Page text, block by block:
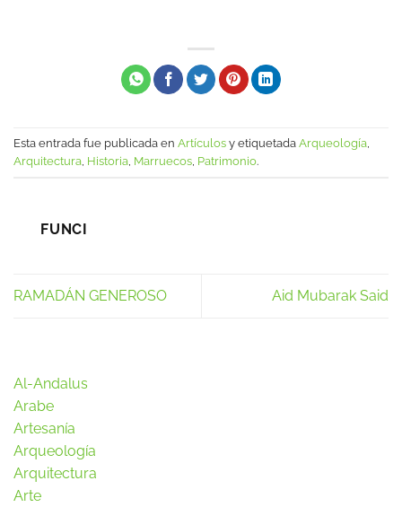
Esta entrada fue publicada en Artículos y etiquetada Arqueología
Arquitectura Historia Marruecos Patrimonio.
FUNCI
RAMADÁN GENEROSO Aid Mubarak Said
Al-Andalus
Arabe
Artesanía
Arqueología
Arquitectura
Arte